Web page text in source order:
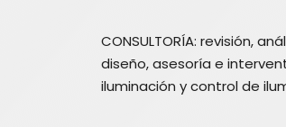
CONSULTORÍA: revisión,
diseño, asesoría e
iluminación y control de